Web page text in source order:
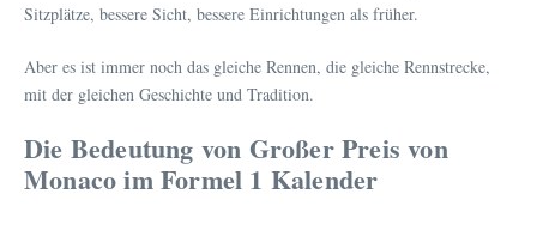
Sitzplätze, bessere Sicht, bessere Einrichtungen als früher.
Aber es ist immer noch das gleiche Rennen, die gleiche Rennstrecke,
mit der gleichen Geschichte und Tradition.
Die Bedeutung von Großer Preis von
Monaco im Formel 1 Kalender